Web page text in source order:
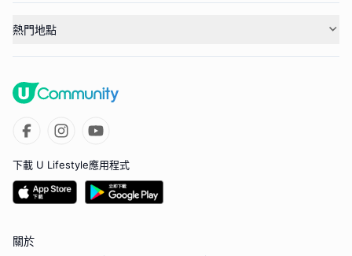
熱門地點
下載 U Lifestyle應用程式
關於